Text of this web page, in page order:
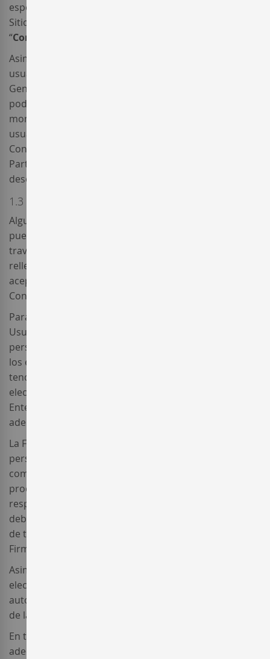
específicas de otros servicios que se ofrezcan en el
Sitio Web en cada momento, serán denominadas las
“Condiciones Particulares
Asimismo, Enterwine pone en conocimiento de los
usuarios de este Sitio Web que estas Condiciones
Generales así como las Condiciones Particulares
podrán ser adaptadas o modificadas en cualquier
momento sin notificación previa. En consecuencia, el
usuario deberá leer y aceptar las presentes
Condiciones Generales, y en su caso, las Condiciones
Particulares, en cada una de las ocasiones en que
desee utilizar el Sitio Web.
1.3 Registro y utilización de firma electrónica
Algunos de los servicios ofrecidos por Enterwine
pueden requerir el previo registro de los usuarios a
través del formulario correspondiente. Una vez
rellenado el formulario de registro, el usuario deberá
aceptar la Política de Privacidad y las correspondientes
Condiciones Particulares.
Para la utilización de alguno de dichos servicios, el
Usuario se activará un código de usuario y unas claves
personales para poder operar en los mismos a todos
los efectos. Dichos mecanismos identificativos
tendrán, a todos los efectos, la condición de firma
electrónica del usuario en sus relaciones con
Enterwine y con el resto de Usuarios del Sitio Web (en
adelante, “
La Firma Electrónica de cada Usuario tendrá carácter
personal e intransferible, siendo obligación del usuario
comunicar a Enterwine los eventuales cambios que se
produzcan en sus datos personales. Es
responsabilidad del Usuario prestar la diligencia
debida para impedir el acceso y/o utilización por parte
de terceros que accedan o utilicen en su nombre la
Firma Electrónica.
Asimismo, el Usuario será el único responsable de la
elección, pérdida, sustracción o utilización no
autorizada de cualquier código o clave identificativa y
de las consecuencias que de ello se puedan derivar.
En todo caso, será responsabilidad del Usuario el uso
adecuado del Sitio Web y la custodia de su Firma